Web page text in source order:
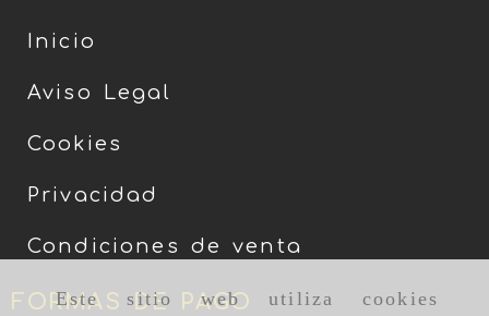
Este sitio web utiliza cookies
Inicio
Aviso Legal
Cookies
Privacidad
Condiciones de venta
FORMAS DE PAGO